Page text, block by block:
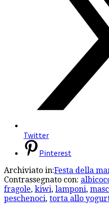
Twitter
Pinterest
Archiviato in:Festa della
Contrassegnato con:
fragole, kiwi, lamponi,
peschenoci, torta allo